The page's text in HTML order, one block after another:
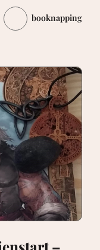
booknapping